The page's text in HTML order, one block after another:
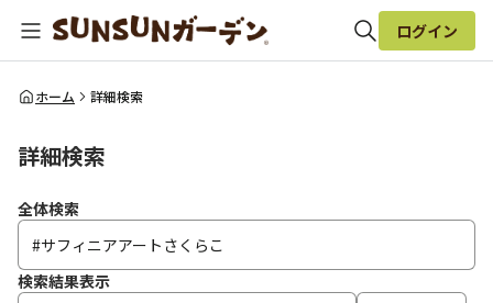
全体検索
ログイン
ホーム 詳細検索
詳細検索
全体検索
検索結果表示